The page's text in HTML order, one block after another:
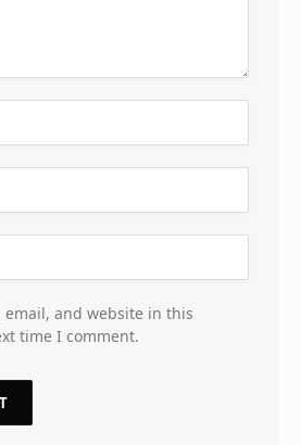
email, and website in this
time I comment.